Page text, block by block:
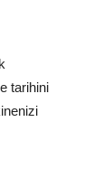
tarihini